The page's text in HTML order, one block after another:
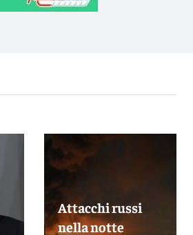
Attacchi russi
nella notte